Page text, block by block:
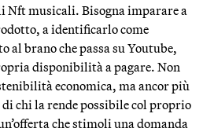
Nft musicali. Bisogna imparare a
a identificarlo come
al brano che passa su Youtube,
disponibilità a pagare. Non
economica, ma ancor più
chi la rende possibile col proprio
che stimoli una domanda